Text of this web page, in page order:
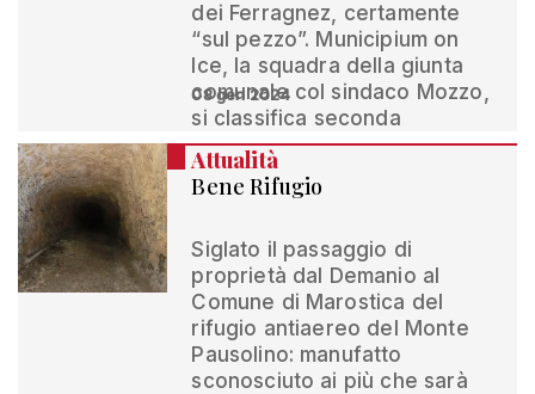
dei Ferragnez, certamente
“sul pezzo”. Municipium on
Ice, la squadra della giunta
comunale col sindaco Mozzo,
si classifica seconda
08 gen 2024
Attualità
Bene Rifugio
Siglato il passaggio di
proprietà dal Demanio al
Comune di Marostica del
rifugio antiaereo del Monte
Pausolino: manufatto
sconosciuto ai più che sarà